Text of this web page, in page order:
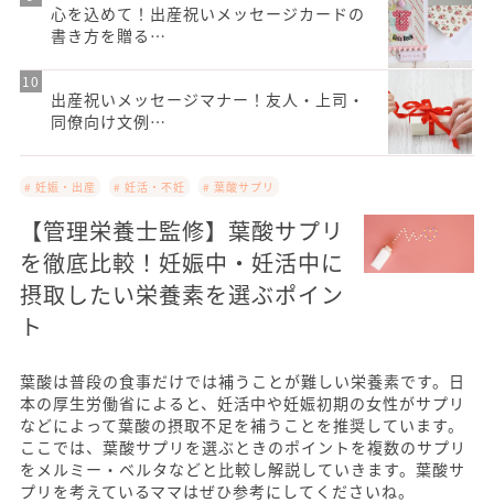
心を込めて！出産祝いメッセージカードの
書き方を贈る…
出産祝いメッセージマナー！友人・上司・
同僚向け文例…
# 妊娠・出産 # 妊活・不妊 # 葉酸サプリ
【管理栄養士監修】葉酸サプリ
を徹底比較！妊娠中・妊活中に
摂取したい栄養素を選ぶポイン
ト
葉酸は普段の食事だけでは補うことが難しい栄養素です。日
本の厚生労働省によると、妊活中や妊娠初期の女性がサプリ
などによって葉酸の摂取不足を補うことを推奨しています。
ここでは、葉酸サプリを選ぶときのポイントを複数のサプリ
をメルミー・ベルタなどと比較し解説していきます。葉酸サ
プリを考えているママはぜひ参考にしてくださいね。